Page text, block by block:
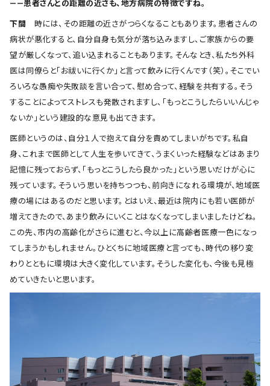
――患者さんとの距離の近さも、地方病院の特徴ですね。
下間
時には、その距離の近さがつらくなることもあります。患者さんの
病状が悪化すると、自分自身も気分が落ち込みますし、ご家族からの要
望が厳しくなって、追い込まれることもあります。そんなとき、私たち外科
医は同僚らと「お祓いに行くか」と言って飲みに行くんです（笑）。そこでい
ろいろな愚痴や失敗談を言い合って、慰め合って、経験を共有する。そう
することによってストレスも発散されますし、「もっとこうしたらいいんじゃ
ないか」という建設的な意見も出てきます。
医師というのは、自分１人で抱えて自分を責めてしまいがちです。私自
身、これまで医師として人生を歩いてきて、うまくいった経験などはあまり
記憶に残っておらず、「もっとこうしたら良かった」という思いだけが心に
残っています。そういう思いを持ちつつも、前向きになれる環境が、地域医
療の場にはあるのだと思います。とはいえ、最近は院内にも若い医師が
増えてきたので、あまり飲みにいくことはなくなってしまいましたけどね。
この先、市内の高齢化がさらに進むと、今以上に高齢者医療一色になっ
てしまうかもしれません。ひとくちに地域医療と言っても、時代の移り変
わりとともに環境は大きく変化しています。そうした変化も、今後も見極
めていきたいと思います。